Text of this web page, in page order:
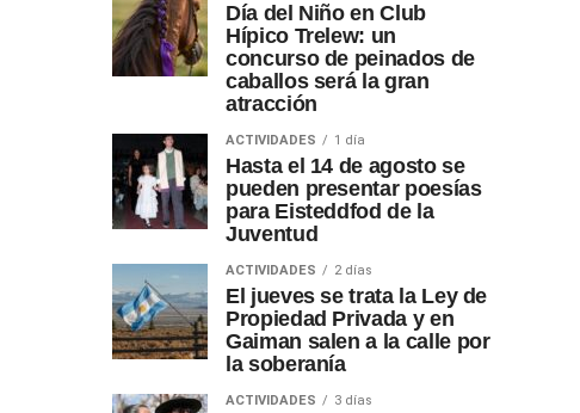
Día del Niño en Club
Hípico Trelew: un
concurso de peinados de
caballos será la gran
atracción
ACTIVIDADES 1 día
Hasta el 14 de agosto se
pueden presentar poesías
para Eisteddfod de la
Juventud
ACTIVIDADES 2 días
El jueves se trata la Ley de
Propiedad Privada y en
Gaiman salen a la calle por
la soberanía
ACTIVIDADES 3 días